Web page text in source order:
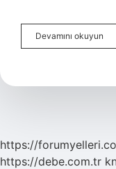
Devamını okuyun
https://
https://debe.com.tr